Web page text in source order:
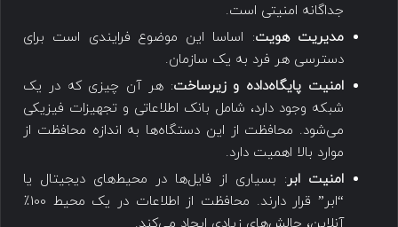
جداگانه امنیتی است.
مدیریت هویت: اساسا این موضوع فرایندی است برای
دسترسی هر فرد به یک سازمان.
امنیت پایگاه‌داده و زیرساخت: هر آن چیزی که در یک
شبکه وجود دارد، شامل بانک اطلاعاتی و تجهیزات فیزیکی
می‌شود. محافظت از این دستگاه‌ها به اندازه محافظت از
موارد بالا اهمیت دارد.
امنیت ابر: بسیاری از فایل‌ها در محیط‌های دیجیتال یا
“ابر” قرار دارند. محافظت از اطلاعات در یک محیط 100٪